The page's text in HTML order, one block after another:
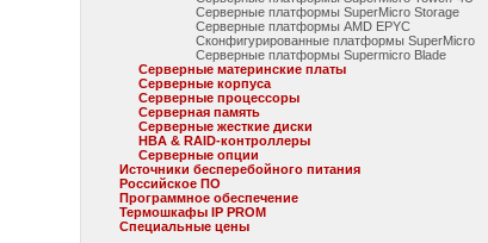
Серверные платформы SuperMicro Storage
Серверные платформы AMD EPYC
Сконфигурированные платформы SuperMicro
Серверные платформы Supermicro Blade
Серверные материнские платы
Серверные корпуса
Серверные процессоры
Серверная память
Серверные жесткие диски
HBA & RAID-контроллеры
Серверные опции
Источники бесперебойного питания
Российское ПО
Программное обеспечение
Термошкафы IP PROM
Специальные цены